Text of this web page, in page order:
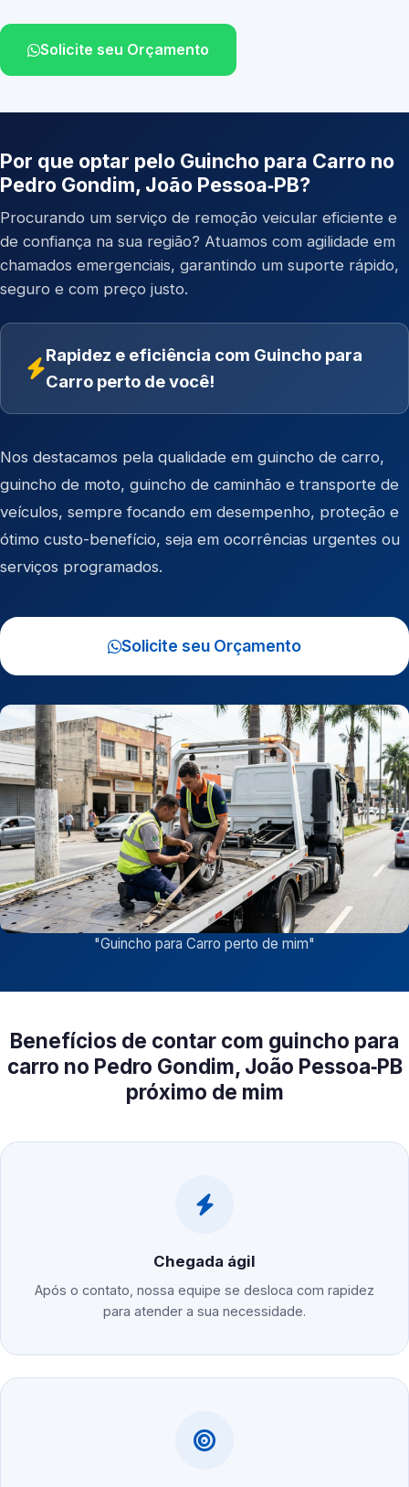
Solicite seu Orçamento
Por que optar pelo Guincho para Carro no
Pedro Gondim, João Pessoa‑PB?
Procurando um serviço de remoção veicular eficiente e
de confiança na sua região? Atuamos com agilidade em
chamados emergenciais, garantindo um suporte rápido,
seguro e com preço justo.
Rapidez e eficiência com Guincho para
Carro perto de você!
Nos destacamos pela qualidade em guincho de carro,
guincho de moto, guincho de caminhão e transporte de
veículos, sempre focando em desempenho, proteção e
ótimo custo-benefício, seja em ocorrências urgentes ou
serviços programados.
Solicite seu Orçamento
"Guincho para Carro perto de mim"
Benefícios de contar com guincho para
carro no Pedro Gondim, João Pessoa‑PB
próximo de mim
Chegada ágil
Após o contato, nossa equipe se desloca com rapidez
para atender a sua necessidade.